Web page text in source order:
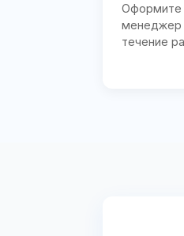
Оформите
менеджер
течение